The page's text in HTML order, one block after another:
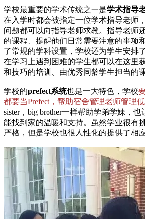
学校最重要的学术传统之一是学术指导
在入学时都会被指定一位学术指导老师
问题都可以向指导老师求教。指导老师
的课程、提醒他们日常需要注意的事项
了常规的学科设置，学校还为学生安排了
在学习上遇到困难的学生都可以在这里
和技巧的培训、由优秀同龄学生担当的
学校的prefect系统也是一大特色，学校
都要当Prefect，帮助宿舍管理老师管理
sister，big brother一样帮助学弟学妹，
能找到家的温暖和支持。虽然学业很有
严格，但是学校也很人性化的提供了相